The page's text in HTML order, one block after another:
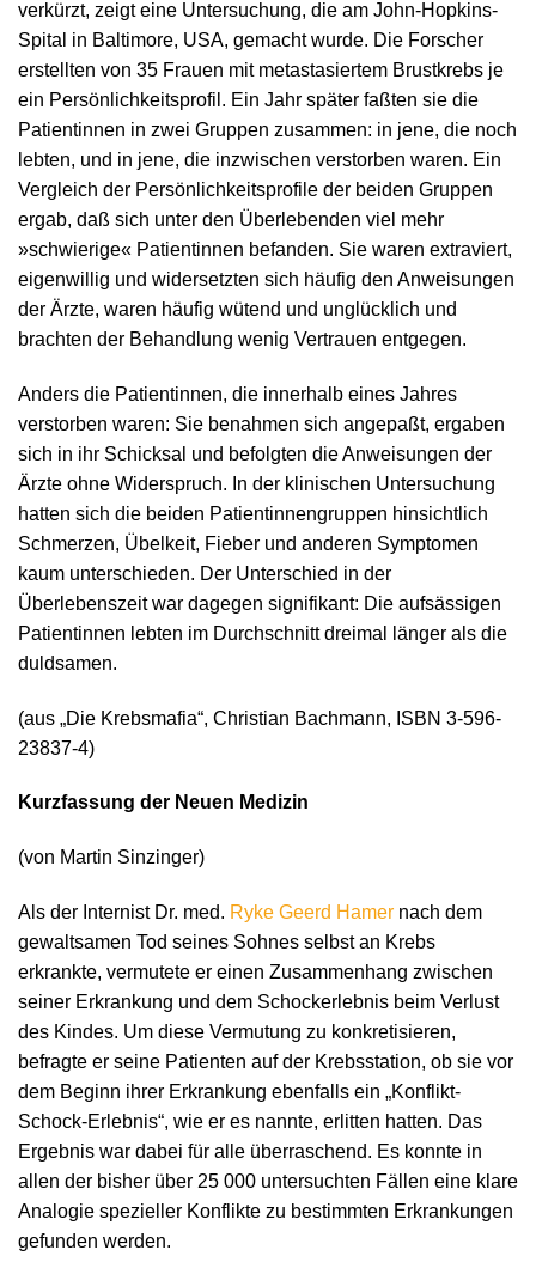
verkürzt, zeigt eine Untersuchung, die am John-Hopkins-
Spital in Baltimore, USA, gemacht wurde. Die Forscher
erstellten von 35 Frauen mit metastasiertem Brustkrebs je
ein Persönlichkeitsprofil. Ein Jahr später faßten sie die
Patientinnen in zwei Gruppen zusammen: in jene, die noch
lebten, und in jene, die inzwischen verstorben waren. Ein
Vergleich der Persönlichkeitsprofile der beiden Gruppen
ergab, daß sich unter den Überlebenden viel mehr
»schwierige« Patientinnen befanden. Sie waren extraviert,
eigenwillig und widersetzten sich häufig den Anweisungen
der Ärzte, waren häufig wütend und unglücklich und
brachten der Behandlung wenig Vertrauen entgegen.
Anders die Patientinnen, die innerhalb eines Jahres
verstorben waren: Sie benahmen sich angepaßt, ergaben
sich in ihr Schicksal und befolgten die Anweisungen der
Ärzte ohne Widerspruch. In der klinischen Untersuchung
hatten sich die beiden Patientinnengruppen hinsichtlich
Schmerzen, Übelkeit, Fieber und anderen Symptomen
kaum unterschieden. Der Unterschied in der
Überlebenszeit war dagegen signifikant: Die aufsässigen
Patientinnen lebten im Durchschnitt dreimal länger als die
duldsamen.
(aus „Die Krebsmafia“, Christian Bachmann, ISBN 3-596-
23837-4)
Kurzfassung der Neuen Medizin
(von Martin Sinzinger)
Als der Internist Dr. med. Ryke Geerd Hamer nach dem
gewaltsamen Tod seines Sohnes selbst an Krebs
erkrankte, vermutete er einen Zusammenhang zwischen
seiner Erkrankung und dem Schockerlebnis beim Verlust
des Kindes. Um diese Vermutung zu konkretisieren,
befragte er seine Patienten auf der Krebsstation, ob sie vor
dem Beginn ihrer Erkrankung ebenfalls ein „Konflikt-
Schock-Erlebnis“, wie er es nannte, erlitten hatten. Das
Ergebnis war dabei für alle überraschend. Es konnte in
allen der bisher über 25 000 untersuchten Fällen eine klare
Analogie spezieller Konflikte zu bestimmten Erkrankungen
gefunden werden.